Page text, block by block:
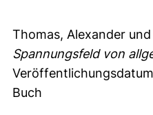
Thomas, Alexander und
Spannungsfeld von
Buch